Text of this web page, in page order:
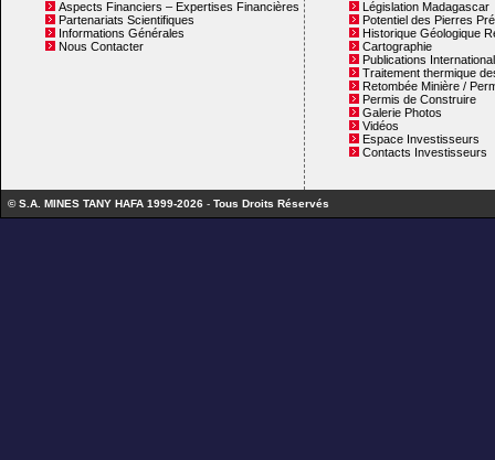
Aspects Financiers – Expertises Financières
Partenariats Scientifiques
Informations Générales
Nous Contacter
Législation Madagascar
Potentiel des Pierres
Historique Géologique
Cartographie
Publications
Traitement thermique
Retombée Minière /
Permis de Construire
Galerie Photos
Vidéos
Espace Investisseurs
Contacts Investisseurs
© S.A. MINES TANY HAFA 1999-2026 - Tous Droits Réservés